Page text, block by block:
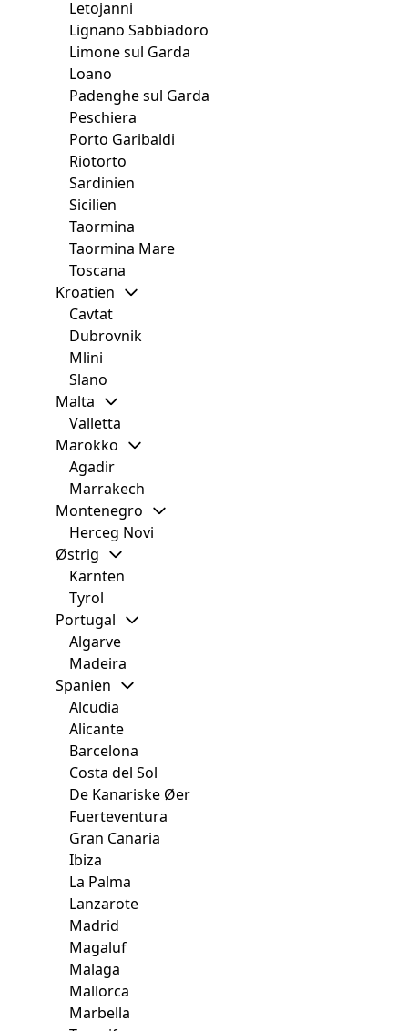
Letojanni
Lignano Sabbiadoro
Limone sul Garda
Loano
Padenghe sul Garda
Peschiera
Porto Garibaldi
Riotorto
Sardinien
Sicilien
Taormina
Taormina Mare
Toscana
Kroatien
Cavtat
Dubrovnik
Mlini
Slano
Malta
Valletta
Marokko
Agadir
Marrakech
Montenegro
Herceg Novi
Østrig
Kärnten
Tyrol
Portugal
Algarve
Madeira
Spanien
Alcudia
Alicante
Barcelona
Costa del Sol
De Kanariske Øer
Fuerteventura
Gran Canaria
Ibiza
La Palma
Lanzarote
Madrid
Magaluf
Malaga
Mallorca
Marbella